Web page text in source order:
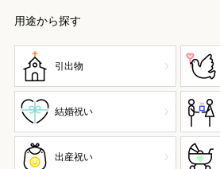
用途から探す
引出物
結婚祝い
出産祝い